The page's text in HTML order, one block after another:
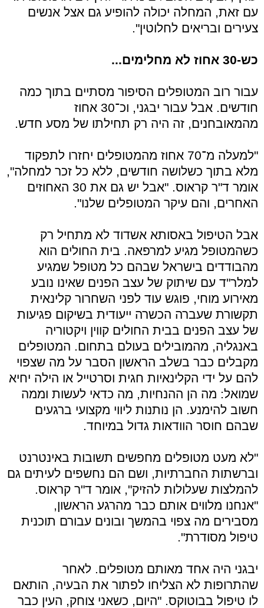
עם זאת, המחלה יכולה להופיע גם אצל אנשים
צעירים ובריאים לחלוטין".
כש-30 אחוז לא מחלימים...
עבור רוב המטופלים הסיפור מסתיים בתוך כמה
חודשים. אבל עבור יבגני, וכ־30 אחוז
מהמאובחנים, זה היה רק תחילתו של מסע חדש.
"למעלה מ־70 אחוז מהמטופלים יחזרו לתפקוד
מלא בתוך כשלושה חודשים, ללא כל זכר למחלה",
אומר ד"ר קראוס. "אבל יש גם את 30 האחוזים
האחרים, והם עיקר המטופלים שלנו".
אבל הטיפול באסותא אשדוד לא מתחיל רק
כשהמטופל מגיע למרפאה. בית החולים הוא
מהבודדים בישראל שבהם כל מטופל שמגיע
למלר"ד עם שיתוק של עצב הפנים שאינו נובע
מאירוע מוחי, פוגש עוד לפני השחרור קלינאית
תקשורת שעברה הכשרה ייעודית בשיקום פגיעות
של עצב הפנים בבית החולים קווין ויקטוריה
באנגליה, מהמובילים בעולם בתחום. המטופלים
מקבלים כבר בשלב הראשון הסבר על מה שצפוי
להם על ידי הקלינאיות חגית וסרטייל או הילה יחיא
שמואל: מה הן ההנחיות, מה כדאי לעשות וממה
חשוב להימנע. הן נותנות ליווי מקצועי ברגעים
שבהם חוסר הוודאות גדול במיוחד.
"לא מעט מטופלים מחפשים תשובות באינטרנט
וברשתות החברתיות, ושם הם נחשפים לעיתים גם
להמלצות שעלולות להזיק", אומר ד"ר קראוס.
"אנחנו מלווים אותם כבר מהרגע הראשון,
מסבירים מה צפוי בהמשך ובונים עבורם תוכנית
טיפול מסודרת".
יבגני היה אחד מאותם מטופלים. לאחר
שהתרופות לא הצליחו לפתור את הבעיה, הותאם
לו טיפול בבוטוקס. "היום, כשאני צוחק, העין כבר